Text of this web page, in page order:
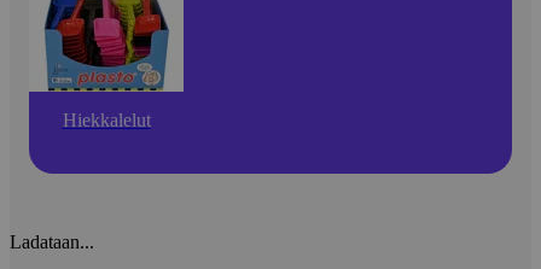
Hiekkalelut
Ladataan...